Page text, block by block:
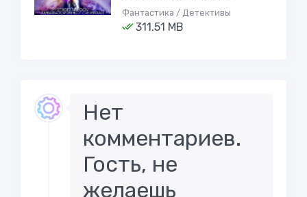
Фантастика / Детективы
311.51 MB
Нет
комментариев.
Гость, не
желаешь